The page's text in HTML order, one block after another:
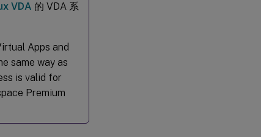
VDA 的 VDA 系
Apps and
same way as
is valid for
Premium